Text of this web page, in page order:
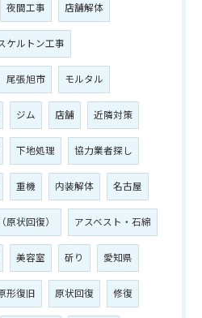
夜間工事 店舗解体
ルトン工事
尾張旭市 モルタル
ジム 店舗 近隣対策
下地処理 協力業者探し
重機 内装解体 名古屋
原状回復） アスベスト・石綿
美容室 斫り 愛知県
形復旧 原状回復 修復